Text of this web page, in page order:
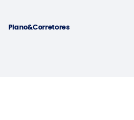
Plano&Corretores